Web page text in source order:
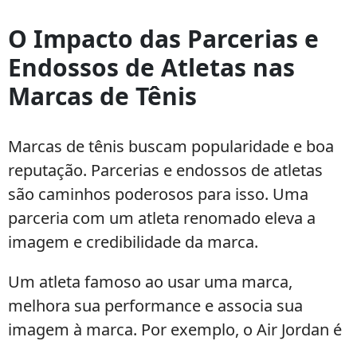
O Impacto das Parcerias e
Endossos de Atletas nas
Marcas de Tênis
Marcas de tênis buscam popularidade e boa
reputação. Parcerias e endossos de atletas
são caminhos poderosos para isso. Uma
parceria com um atleta renomado eleva a
imagem e credibilidade da marca.
Um atleta famoso ao usar uma marca,
melhora sua performance e associa sua
imagem à marca. Por exemplo, o Air Jordan é